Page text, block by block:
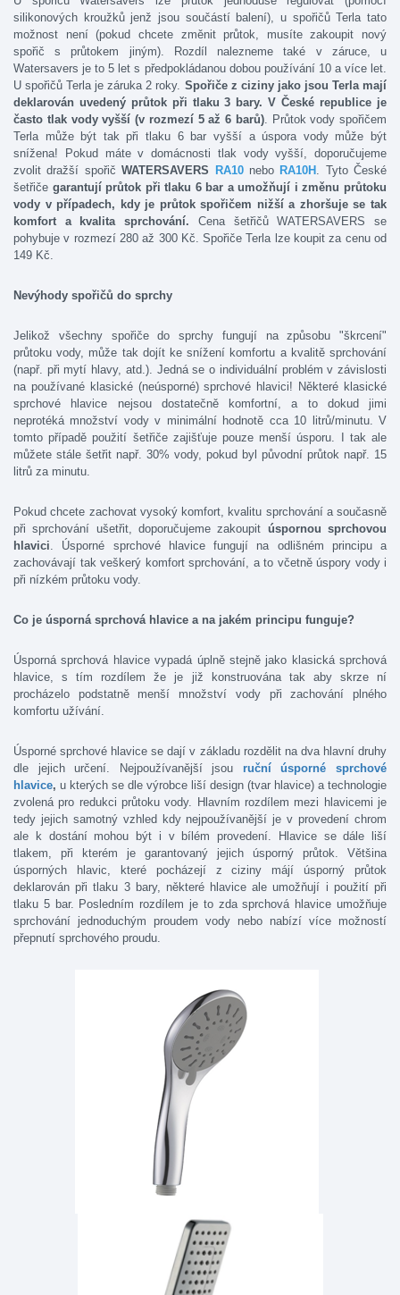
silikonových kroužků jenž jsou součástí balení), u spořičů Terla tato
možnost není (pokud chcete změnit průtok, musíte zakoupit nový
spořič s průtokem jiným). Rozdíl nalezneme také v záruce, u
Watersavers je to 5 let s předpokládanou dobou používání 10 a více let.
U spořičů Terla je záruka 2 roky. Spořiče z ciziny jako jsou Terla mají
deklarován uvedený průtok při tlaku 3 bary. V České republice je
často tlak vody vyšší (v rozmezí 5 až 6 barů). Průtok vody spořičem
Terla může být tak při tlaku 6 bar vyšší a úspora vody může být
snížena! Pokud máte v domácnosti tlak vody vyšší, doporučujeme
zvolit dražší spořičWATERSAVERS RA10nebo RA10H
. Tyto České
šetřiče garantují průtok při tlaku 6 bar a umožňují i změnu průtoku
vody v případech, kdy je průtokspořičem nižší a zhoršuje se tak
komfort a kvalita sprchování. Cena šetřičů WATERSAVERS se
pohybuje v rozmezí 280 až 300 Kč. Spořiče Terla lze koupit za cenu od
149 Kč.
Nevýhody spořičů do sprchy
Jelikož všechny spořiče do sprchy fungují na způsobu "škrcení"
průtoku vody, může tak dojít ke snížení komfortu a kvalitě sprchování
(např. při mytí hlavy, atd.). Jedná se o individuální problém v závislosti
na používané klasické (neúsporné) sprchové hlavici! Některé klasické
sprchové hlavice nejsou dostatečně komfortní, a to dokud jimi
neprotéká množství vody v minimální hodnotě cca 10 litrů/minutu. V
tomto případě použití šetřiče zajišťuje pouze menší úsporu. I tak ale
můžete stále šetřit např. 30% vody, pokud byl původní průtok např. 15
litrů za minutu.
Pokud chcete zachovat vysoký komfort, kvalitu sprchování a současně
při sprchování ušetřit, doporučujeme zakoupit úspornou sprchovou
hlavici . Úsporné sprchové hlavice fungují na odlišném principu a
zachovávají tak veškerý komfort sprchování, a to včetně úspory vody i
při nízkém průtoku vody.
Co je úsporná sprchová hlavice a na jakém principu funguje?
Úsporná sprchová hlavice vypadá úplně stejně jako klasická sprchová
hlavice, s tím rozdílem že je již konstruována tak aby skrze ní
procházelo podstatně menší množství vody při zachování plného
komfortu užívání.
Úsporné sprchové hlavice se dají v základu rozdělit na dva hlavní druhy
dle jejich určení. Nejpoužívanější jsou ruční úsporné sprchové
hlavice, u kterých se dle výrobce liší design (tvar hlavice) a technologie
zvolená pro redukci průtoku vody. Hlavním rozdílem mezi hlavicemi je
tedy jejich samotný vzhled kdy nejpoužívanější je v provedení chrom
ale k dostání mohou být i v bílém provedení. Hlavice se dále liší
tlakem, při kterém je garantovaný jejich úsporný průtok. Většina
úsporných hlavic, které pocházejí z ciziny májí úsporný průtok
deklarován při tlaku 3 bary, některé hlavice ale umožňují i použití při
tlaku 5 bar. Posledním rozdílem je to zda sprchová hlavice umožňuje
sprchování jednoduchým proudem vody nebo nabízí více možností
přepnutí sprchového proudu.